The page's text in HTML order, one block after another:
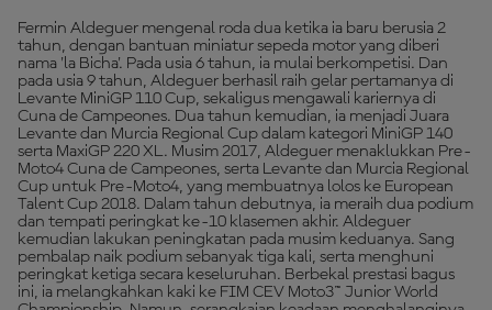
Fermin Aldeguer mengenal roda dua ketika ia baru berusia 2
tahun, dengan bantuan miniatur sepeda motor yang diberi
nama 'la Bicha'. Pada usia 6 tahun, ia mulai berkompetisi. Dan
pada usia 9 tahun, Aldeguer berhasil raih gelar pertamanya di
Levante MiniGP 110 Cup, sekaligus mengawali kariernya di
Cuna de Campeones. Dua tahun kemudian, ia menjadi Juara
Levante dan Murcia Regional Cup dalam kategori MiniGP 140
serta MaxiGP 220 XL. Musim 2017, Aldeguer menaklukkan Pre-
Moto4 Cuna de Campeones, serta Levante dan Murcia Regional
Cup untuk Pre-Moto4, yang membuatnya lolos ke European
Talent Cup 2018. Dalam tahun debutnya, ia meraih dua podium
dan tempati peringkat ke-10 klasemen akhir. Aldeguer
kemudian lakukan peningkatan pada musim keduanya. Sang
pembalap naik podium sebanyak tiga kali, serta menghuni
peringkat ketiga secara keseluruhan. Berbekal prestasi bagus
ini, ia melangkahkan kaki ke FIM CEV Moto3™ Junior World